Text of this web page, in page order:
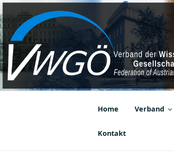
Zum
Inhalt
springen
VWGÖ
Federation of
Home Verband
Kontakt